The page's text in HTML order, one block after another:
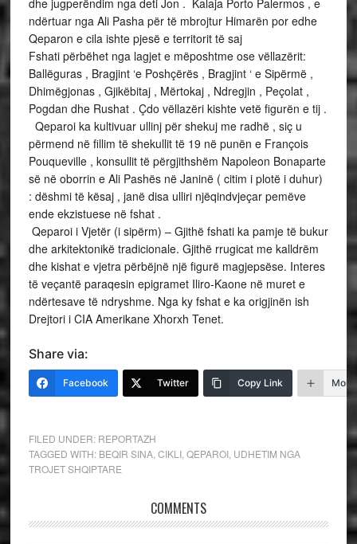
dhe jugperëndim nga deti Jon . Kalaja Porto Palermos , e
ndërtuar nga Ali Pasha për të mbrojtur Himarën por edhe
Qeparon e cila ishte pjesë e territorit të saj
Fshati përbëhet nga lagjet e mëposhtme ose vëllazërit:
Ballëguras , Bragjint ‘e Poshçërës , Bragjint ‘ e Sipërmë ,
Dhimëgjonas , Gjikëbitaj , Mërtokaj , Ndregjin , Peçolat ,
Pogdan dhe Rushat . Çdo vëllazëri kishte vetë figurën e tij .
Qeparoi ka kultivuar ullinj për shekuj me radhë , siç u
përmend në fillim të shekullit të 19 në punën e François
Pouqueville , konsullit të përgjithshëm Napoleon Bonaparte
së në oborrin e Ali Pashës në Janinë ( citim i plotë i duhur)
: dëshmi të kësaj , janë disa ulliri njëqindvjeçar pemëve
ende ekzistuese në fshat .
Qeparoi i Vjetër (i sipërm) – Gjithë fshati ka pamje të bukur
dhe arkitektonikë tradicionale. Gjithë rrugicat me kalldrëm
dhe kishat e vjetra përbëjnë një figurë magjepsëse. Interes
të veçantë paraqesin epigramet Iliro-Kaone në muret e
ndërtesave të ndryshme. Nga ky fshat e ka origjinën ish
Drejtori i CIA Amerikane Xhorxh Tenet.
Share via:
Facebook Twitter Copy Link More
FILED UNDER: REPORTAZH
TAGGED WITH: BEQIR SINA, CIKLI, QEPAROI, UDHETIM NGA
TROJET SHQIPTARE
COMMENTS